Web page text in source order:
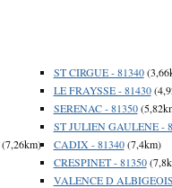
(7,26km)
ST CIRGUE - 81340
LE FRAYSSE - 81430
SERENAC - 81350
ST JULIEN GAULENE -
CADIX - 81340(7,4km)
CRESPINET - 81350
VALENCE D